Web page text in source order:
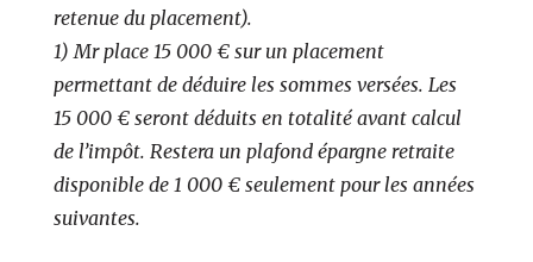
retenue du placement).
1) Mr place 15 000 € sur un placement
permettant de déduire les sommes versées. Les
15 000 € seront déduits en totalité avant calcul
de l’impôt. Restera un plafond épargne retraite
disponible de 1 000 € seulement pour les années
suivantes.